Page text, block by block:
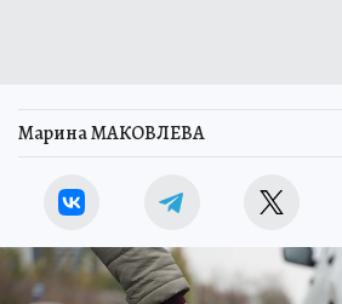
Марина МАКОВЛЕВА